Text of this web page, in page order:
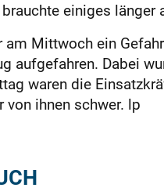
einiges
am Mittwoch ein
aufgefahren. Dabei
waren die
von ihnen schwer. lp